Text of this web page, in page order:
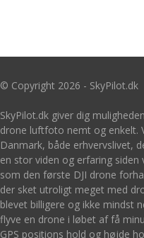
© Copyright 2026 - SkyPilot.dk
SkyPilot.dk giver dig
drone luftfoto nemt og enkelt.
Danmark, både erhvervslivet,
en stor viden og erfaring
som den første DJI drone
der sket utroligt meget med
blevet billigere og ikke mindst
flyve en drone i løbet af få
GPS positions hold og højde